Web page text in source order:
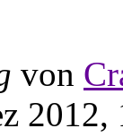
von
2012,